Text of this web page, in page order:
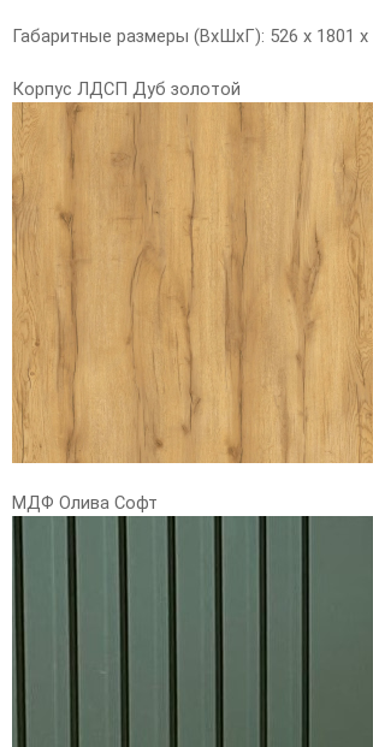
Габаритные размеры (ВхШхГ): 526 х 1801
Корпус ЛДСП Дуб золотой
МДФ Олива Софт